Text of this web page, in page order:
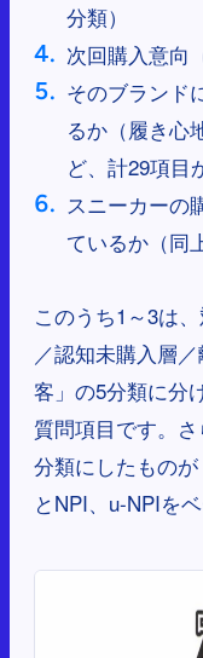
分類）
次回購入意向
そのブランド
るか（履き心
ど、計29項目
スニーカーの
ているか（同
このうち1～3は
／認知未購入層
客」の5分類に分
質問項目です。
分類にしたもの
とNPI、u-NPIを